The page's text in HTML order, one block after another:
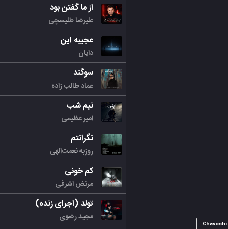
Chavoshi
از ما گفتن بود
علیرضا طلیسچی
عجیبه این
دایان
سوگند
عماد طالب زاده
نیم شب
امیر عظیمی
نگرانتم
روزبه نعمت‌الهی
کم خونی
مرتض اشرفی
تولد (اجرای زنده)
مجید رضوی